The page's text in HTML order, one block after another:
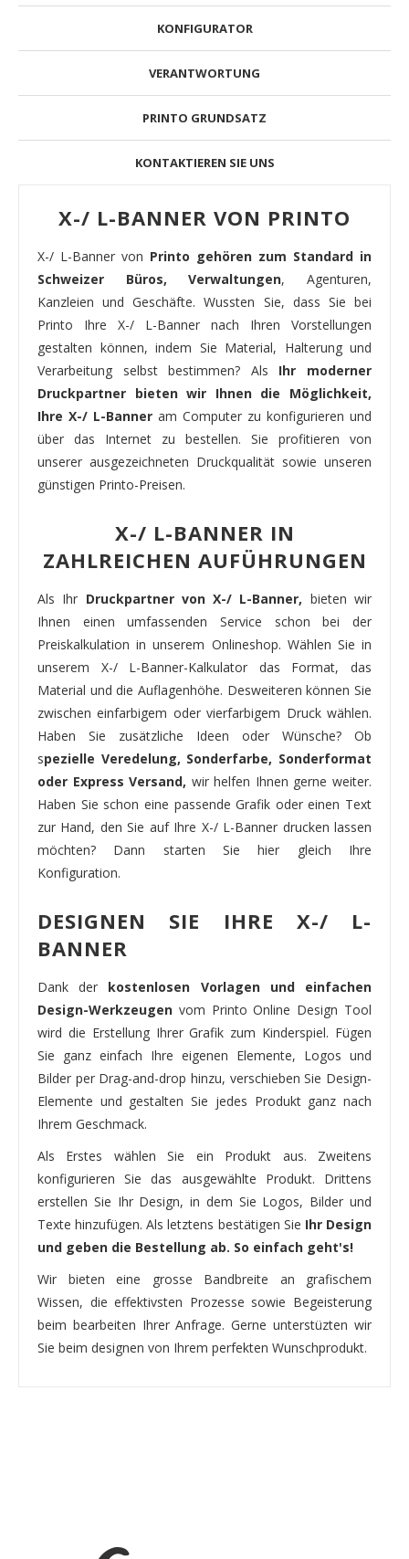
KONFIGURATOR
VERANTWORTUNG
PRINTO GRUNDSATZ
KONTAKTIEREN SIE UNS
X-/ L-BANNER VON PRINTO
X-/ L-Banner von Printo gehören zum Standard in
Schweizer Büros, Verwaltungen, Agenturen,
Kanzleien und Geschäfte. Wussten Sie, dass Sie bei
Printo Ihre X-/ L-Banner nach Ihren Vorstellungen
gestalten können, indem Sie Material, Halterung und
Verarbeitung selbst bestimmen? Als Ihr moderner
Druckpartner bieten wir Ihnen die Möglichkeit,
Ihre X-/ L-Banner am Computer zu konfigurieren und
über das Internet zu bestellen. Sie profitieren von
unserer ausgezeichneten Druckqualität sowie unseren
günstigen Printo-Preisen.
X-/ L-BANNER IN
ZAHLREICHEN AUFÜHRUNGEN
Als Ihr Druckpartner von X-/ L-Banner, bieten wir
Ihnen einen umfassenden Service schon bei der
Preiskalkulation in unserem Onlineshop. Wählen Sie in
unserem X-/ L-Banner-Kalkulator das Format, das
Material und die Auflagenhöhe. Desweiteren können Sie
zwischen einfarbigem oder vierfarbigem Druck wählen.
Haben Sie zusätzliche Ideen oder Wünsche? Ob
spezielle Veredelung, Sonderfarbe, Sonderformat
oder Express Versand, wir helfen Ihnen gerne weiter.
Haben Sie schon eine passende Grafik oder einen Text
zur Hand, den Sie auf Ihre X-/ L-Banner drucken lassen
möchten? Dann starten Sie hier gleich Ihre
Konfiguration.
DESIGNEN SIE IHRE X-/ L-
BANNER
Dank der kostenlosen Vorlagen und einfachen
Design-Werkzeugen vom Printo Online Design Tool
wird die Erstellung Ihrer Grafik zum Kinderspiel. Fügen
Sie ganz einfach Ihre eigenen Elemente, Logos und
Bilder per Drag-and-drop hinzu, verschieben Sie Design-
Elemente und gestalten Sie jedes Produkt ganz nach
Ihrem Geschmack.
Als Erstes wählen Sie ein Produkt aus. Zweitens
konfigurieren Sie das ausgewählte Produkt. Drittens
erstellen Sie Ihr Design, in dem Sie Logos, Bilder und
Texte hinzufügen. Als letztens bestätigen Sie Ihr Design
und geben die Bestellung ab. So einfach geht's!
Wir bieten eine grosse Bandbreite an grafischem
Wissen, die effektivsten Prozesse sowie Begeisterung
beim bearbeiten Ihrer Anfrage. Gerne unterstüzten wir
Sie beim designen von Ihrem perfekten Wunschprodukt.